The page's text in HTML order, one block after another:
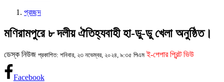
প্রচ্ছদ
মণিরামপুরে ৮ দলীয় ঐতিহ্যবাহী হা-ডু-ডু খেলা অনুষ্ঠিত।
ডেস্ক নিউজ প্রকাশিত: শনিবার, ২৩ নভেম্বর, ২০২৪, ৯:৩৫ পিএম ই-পেপার প্রিন্ট ভিউ
Facebook